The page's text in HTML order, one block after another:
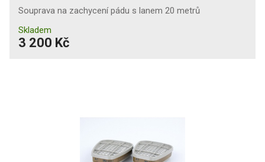
Souprava na zachycení pádu s lanem 20 metrů
Skladem
3 200 Kč